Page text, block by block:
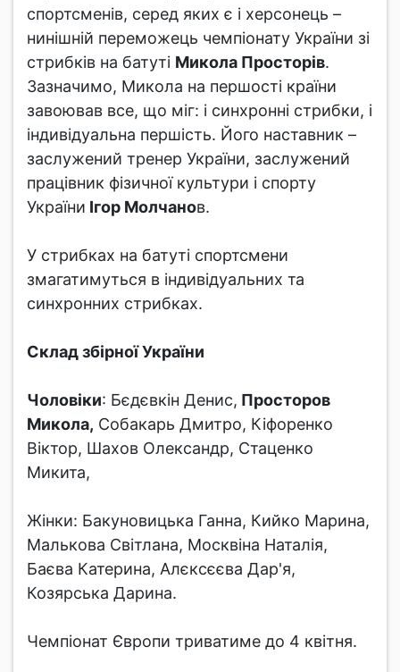
спортсменів, серед яких є і херсонець –
нинішній переможець чемпіонату України зі
стрибків на батуті Микола Просторів.
Зазначимо, Микола на першості країни
завоював все, що міг: і синхронні стрибки, і
індивідуальна першість. Його наставник –
заслужений тренер України, заслужений
працівник фізичної культури і спорту
України Ігор Молчанов.
У стрибках на батуті спортсмени
змагатимуться в індивідуальних та
синхронних стрибках.
Склад збірної України
Чоловіки: Бєдєвкін Денис, Просторов
Микола, Собакарь Дмитро, Кіфоренко
Віктор, Шахов Олександр, Стаценко
Микита,
Жінки: Бакуновицька Ганна, Кийко Марина,
Малькова Світлана, Москвіна Наталія,
Баєва Катерина, Алєксєєва Дар'я,
Козярська Дарина.
Чемпіонат Європи триватиме до 4 квітня.